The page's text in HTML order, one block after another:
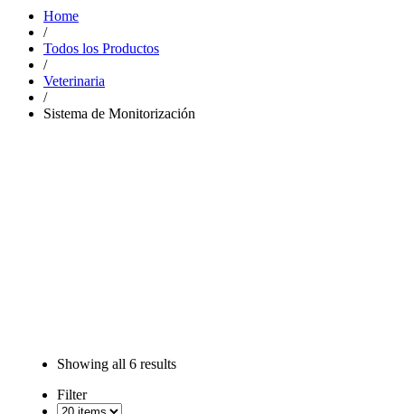
Home
/
Todos los Productos
/
Veterinaria
/
Sistema de Monitorización
Showing all 6 results
Filter